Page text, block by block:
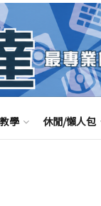
學 休閒/懶人包